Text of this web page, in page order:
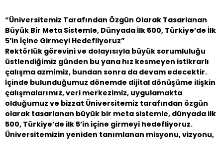
“Üniversitemiz Tarafından Özgün Olarak Tasarlanan
Büyük Bir Meta Sistemle, Dünyada İlk 500, Türkiye’de İlk
5’in İçine Girmeyi Hedefliyoruz”
Rektörlük görevini ve dolayısıyla büyük sorumluluğu
üstlendiğimiz günden bu yana hız kesmeyen istikrarlı
çalışma azmimiz, bundan sonra da devam edecektir.
İçinde bulunduğumuz dönemde dijital dönüşüme ilişkin
çalışmalarımız, veri merkezimiz, uygulamakta
olduğumuz ve bizzat Üniversitemiz tarafından özgün
olarak tasarlanan büyük bir meta sistemle, dünyada ilk
500, Türkiye’de ilk 5’in içine girmeyi hedefliyoruz.
Üniversitemizin yeniden tanımlanan misyonu, vizyonu,